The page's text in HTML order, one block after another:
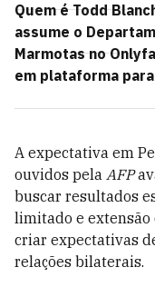
Quem é Todd
assume o
Marmotas no
em plataforma
A expectativa em
ouvidos pela AFP
buscar resultados
limitado e
criar expectativas
relações bilaterais.